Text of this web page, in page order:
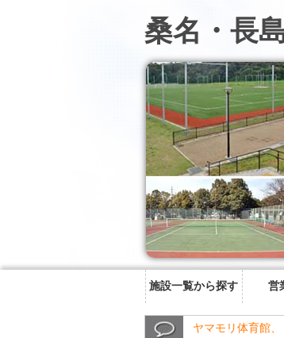
桑名・長
施設一覧から探す 営
ヤマモリ体育館